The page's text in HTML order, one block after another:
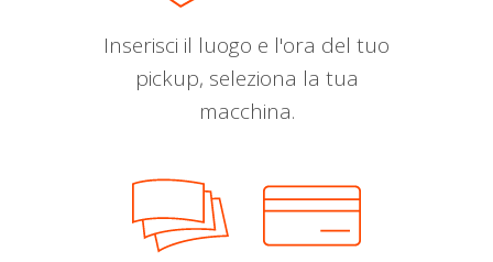
Inserisci il luogo e l'ora del tuo
pickup, seleziona la tua
macchina.